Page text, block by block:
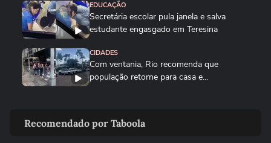
EDUCAÇÃO
Secretária escolar pula janela e salva
estudante engasgado em Teresina
CIDADES
Com ventania, Rio recomenda que
população retorne para casa e...
‘Cenário de guerra’
Recomendado por Taboola